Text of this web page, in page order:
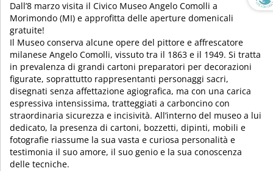
Dall’8 marzo visita il Civico Museo Angelo Comolli a
Morimondo (MI) e approfitta delle aperture domenicali
gratuite!
Il Museo conserva alcune opere del pittore e affrescatore
milanese Angelo Comolli, vissuto tra il 1863 e il 1949. Si tratta
in prevalenza di grandi cartoni preparatori per decorazioni
figurate, soprattutto rappresentanti personaggi sacri,
disegnati senza affettazione agiografica, ma con una carica
espressiva intensissima, tratteggiati a carboncino con
straordinaria sicurezza e incisività. All’interno del museo a lui
dedicato, la presenza di cartoni, bozzetti, dipinti, mobili e
fotografie riassume la sua vasta e curiosa personalità e
testimonia il suo amore, il suo genio e la sua conoscenza
delle tecniche.